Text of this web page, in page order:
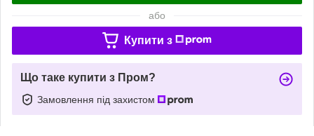
або
Купити з
Що таке купити з Пром?
Замовлення під захистом